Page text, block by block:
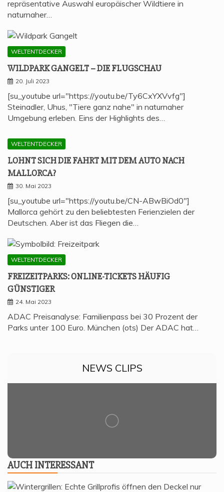
repräsentative Auswahl europäischer Wildtiere in
naturnaher…
WELTENTDECKER
WILD­PARK GAN­GELT – DIE FLUGSCHAU
20. Juli 2023
[su_youtube url="https://youtu.be/Ty6CxYXVvfg"]
Steinadler, Uhus, "Tiere ganz nahe" in naturnaher
Umgebung erleben. Eins der Highlights des…
WELTENTDECKER
LOHNT SICH DIE FAHRT MIT DEM AUTO NACH
MALLORCA?
30. Mai 2023
[su_youtube url="https://youtu.be/CN-ABwBiOd0"]
Mallorca gehört zu den beliebtesten Ferienzielen der
Deutschen. Aber ist das Fliegen die…
WELTENTDECKER
FREI­ZEIT­PARKS: ONLINE-TICKETS HÄU­FIG
GÜNSTIGER
24. Mai 2023
ADAC Preisanalyse: Familienpass bei 30 Prozent der
Parks unter 100 Euro. München (ots) Der ADAC hat…
NEWS CLIPS
AUCH INTER­ES­SANT